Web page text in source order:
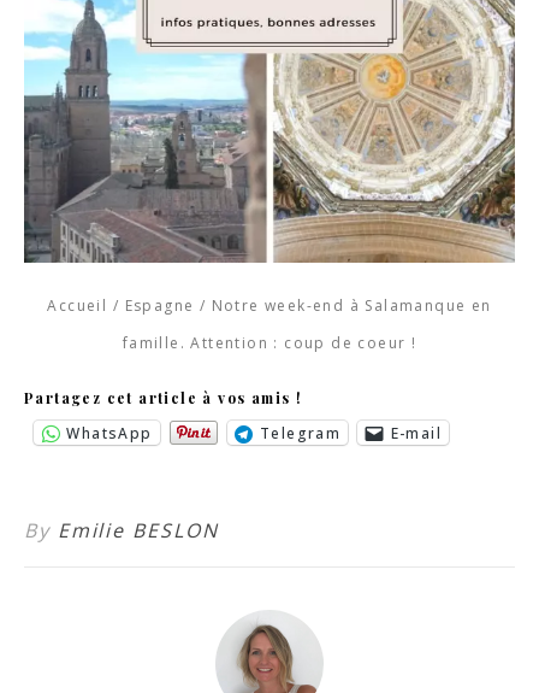
Accueil / Espagne / Notre week-end à Salamanque en
famille. Attention : coup de coeur !
Partagez cet article à vos amis !
WhatsApp Telegram E-mail
By Emilie BESLON